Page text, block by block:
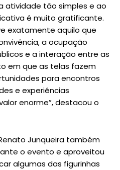
atividade tão simples e ao
é muito gratificante.
exatamente aquilo que
a ocupação
e a interação entre as
em que as telas fazem
para encontros
e experiências
enorme”, destacou o
Junqueira também
o evento e aproveitou
algumas das figurinhas